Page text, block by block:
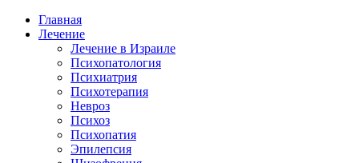
Главная
Лечение
Лечение в Израиле
Психопатология
Психиатрия
Психотерапия
Невроз
Психоз
Психопатия
Эпилепсия